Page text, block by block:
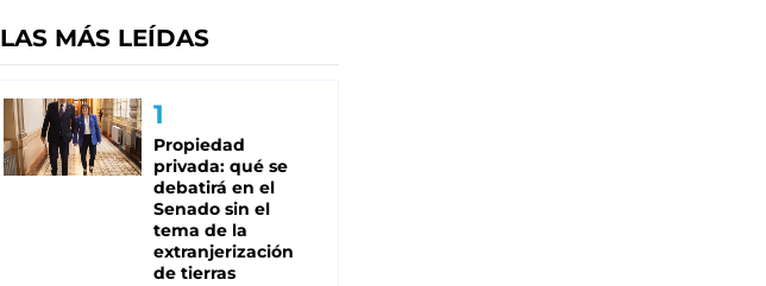
LAS MÁS LEÍDAS
Propiedad
privada: qué se
debatirá en el
Senado sin el
tema de la
extranjerización
de tierras